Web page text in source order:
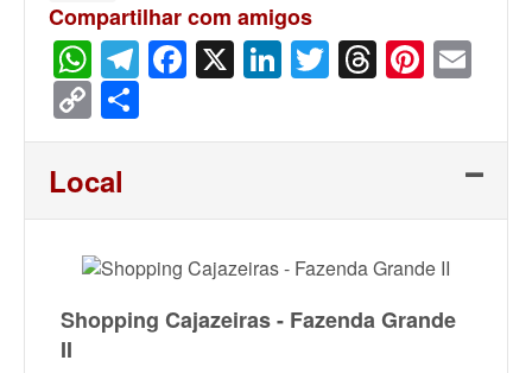
Compartilhar com amigos
WhatsApp
Telegram
Facebook
X LinkedIn
Twitter
Threads
Copy
Link
Local
Shopping Cajazeiras - Fazenda Grande
II